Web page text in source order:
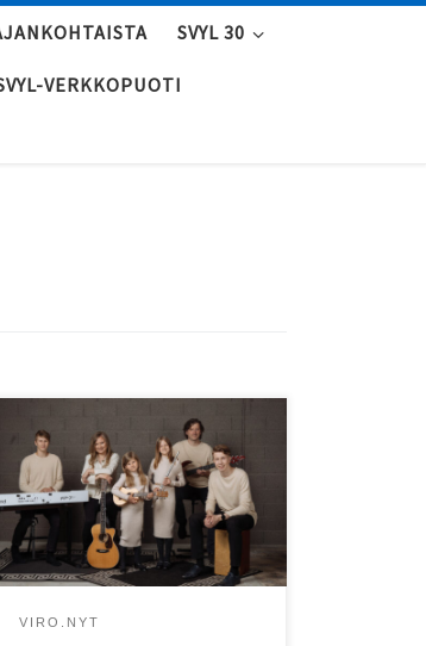
SVYL 30
VERKKOPUOTI
Viron itsenäisyyspäivänä 24.2. klo
17 esiintyy Alppilan kirkossa
Laikrete perebänd!
VIRO.NYT